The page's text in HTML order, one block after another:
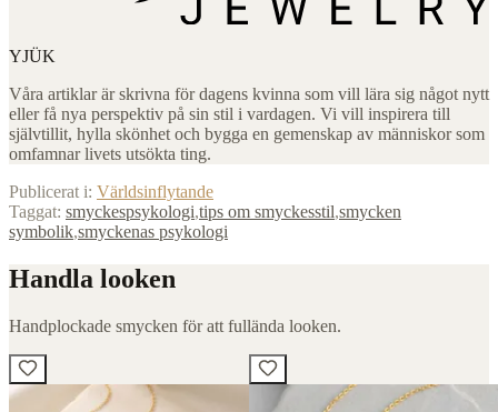
YJÜK
Våra artiklar är skrivna för dagens kvinna som vill lära sig något nytt
eller få nya perspektiv på sin stil i vardagen. Vi vill inspirera till
självtillit, hylla skönhet och bygga en gemenskap av människor som
omfamnar livets utsökta ting.
Publicerat i: Världsinflytande
Taggat: smyckespsykologi,tips om smyckesstil,smycken
symbolik,smyckenas psykologi
Handla looken
Handplockade smycken för att fullända looken.